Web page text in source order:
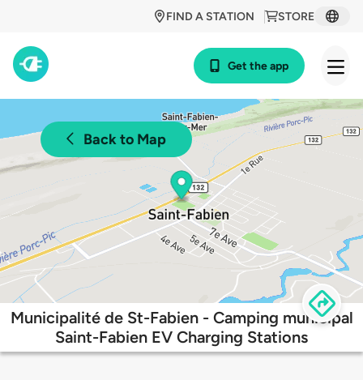
STORE
FIND A STATION
Get the app
Back to Map
Municipalité de St-Fabien - Camping municipal
Saint-Fabien EV Charging Stations